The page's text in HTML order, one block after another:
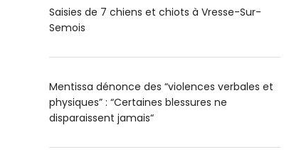
Saisies de 7 chiens et chiots à Vresse-Sur-
Semois
Mentissa dénonce des “violences verbales et
physiques” : “Certaines blessures ne
disparaissent jamais“